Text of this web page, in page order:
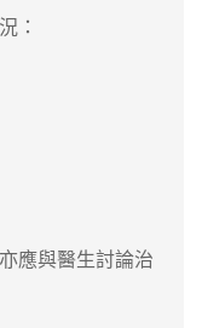
：
應與醫生討論治